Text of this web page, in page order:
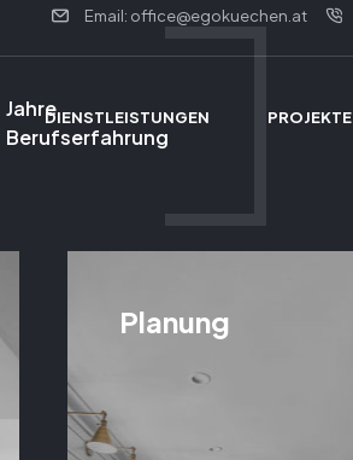
Email: office@egokuechen.at
DIENSTLEISTUNGEN PROJEKTE
Jahre
Berufserfahrung
Planung